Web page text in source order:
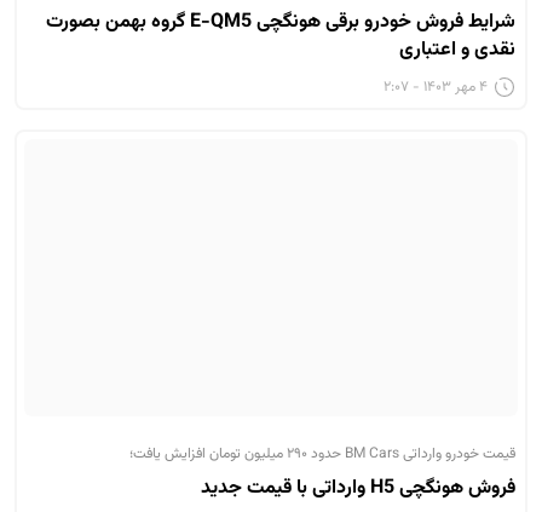
شرایط فروش خودرو برقی هونگچی E-QM5 گروه بهمن بصورت
نقدی و اعتباری
۴ مهر ۱۴۰۳ - ۲:۰۷
قیمت خودرو وارداتی BM Cars حدود ۲۹۰ میلیون تومان افزایش یافت؛
فروش هونگچی H5 وارداتی با قیمت جدید